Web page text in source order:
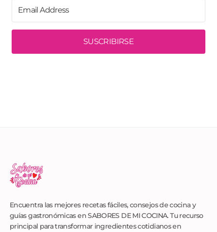
SUSCRIBIRSE
Encuentra las mejores recetas fáciles, consejos de cocina y
guías gastronómicas en SABORES DE MI COCINA. Tu recurso
principal para transformar ingredientes cotidianos en